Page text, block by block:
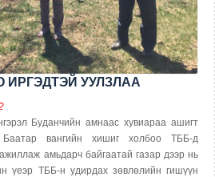
ИРГЭДТЭЙ УУЛЗЛАА
Буданчийн амнаас хувиараа ашигт
вангийн хишиг холбоо ТББ-д
амьдарч байгаатай газар дээр нь
үеэр ТББ-н удирдах зөвлөлийн гишүүн